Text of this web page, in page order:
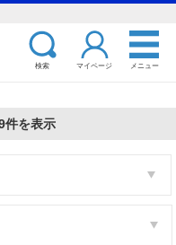
検索 マイページ メニュー
件を表示